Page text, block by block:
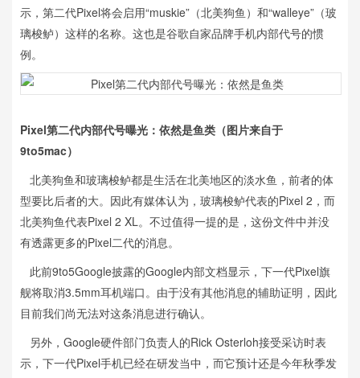
示，第二代Pixel将会启用“muskie”（北美狗鱼）和“walleye”（玻
璃梭鲈）这样的名称。这也是谷歌自家品牌手机内部代号的惯
例。
Pixel第二代内部代号曝光：依然是鱼类（图片来自于
9to5mac）
北美狗鱼和玻璃梭鲈都是生活在北美地区的淡水鱼，前者的体
型要比后者的大。因此有媒体认为，玻璃梭鲈代表的Pixel 2，而
北美狗鱼代表Pixel 2 XL。不过值得一提的是，这份文件中并没
有透露更多的Pixel二代的消息。
此前9to5Google披露的Google内部文档显示，下一代Pixel旗
舰将取消3.5mm耳机端口。由于没有其他消息的辅助证明，因此
目前我们尚无法对这条消息进行确认。
另外，Google硬件部门负责人的Rick Osterloh接受采访时表
示，下一代Pixel手机已经在研发当中，而它预计还是今年秋季发